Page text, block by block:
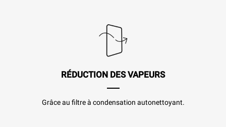
RÉDUCTION DES VAPEURS
Grâce au filtre à condensation autonettoyant.